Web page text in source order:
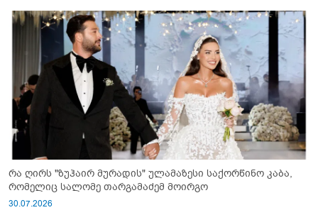
რა ღირს "ზუჰაირ მურადის" ულამაზესი საქორწინო კაბა,
რომელიც სალომე თარგამაძემ მოირგო
30.07.2026